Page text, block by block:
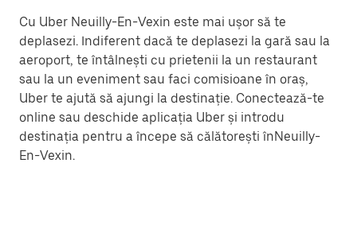
Cu Uber Neuilly-En-Vexin este mai ușor să te
deplasezi. Indiferent dacă te deplasezi la gară sau la
aeroport, te întâlnești cu prietenii la un restaurant
sau la un eveniment sau faci comisioane în oraș,
Uber te ajută să ajungi la destinație. Conectează-te
online sau deschide aplicația Uber și introdu
destinația pentru a începe să călătorești înNeuilly-
En-Vexin.